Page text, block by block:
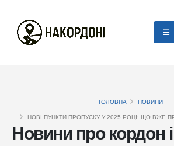
Новини про кордон
ГОЛОВНА НОВИНИ
НОВІ ПУНКТИ ПРОПУСКУ У 2025 РОЦІ: ЩО ВЖЕ